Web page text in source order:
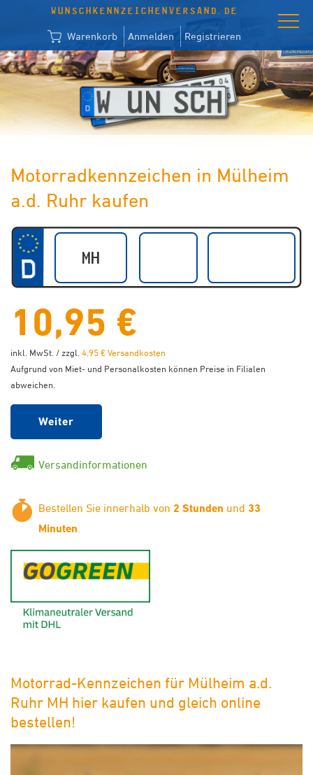
WUNSCHKENNZEICHENVERSAND.DE
Warenkorb Anmelden Registrieren
Motorradkennzeichen in Mülheim
a.d. Ruhr kaufen
10,95 €
inkl. MwSt. / zzgl. 4,95 € Versandkosten
Aufgrund von Miet- und Personalkosten können Preise in Filialen
abweichen.
Weiter
Versandinformationen
Bestellen Sie innerhalb von 2 Stunden und 33
Minuten
Motorrad-Kennzeichen für Mülheim a.d.
Ruhr MH hier kaufen und gleich online
bestellen!